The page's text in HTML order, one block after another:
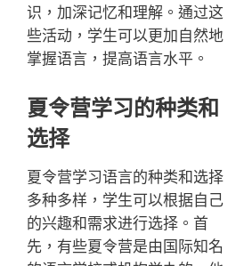
识，加深记忆和理解。通过这
些活动，学生可以更加自然地
掌握语言，提高语言水平。
夏令营学习的种类和
选择
夏令营学习语言的种类和选择
多种多样，学生可以根据自己
的兴趣和需求进行选择。首
先，有些夏令营是由国际知名